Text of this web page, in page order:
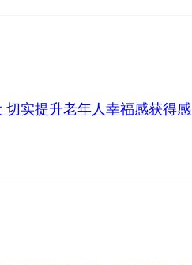
实提升老年人幸福感获得感